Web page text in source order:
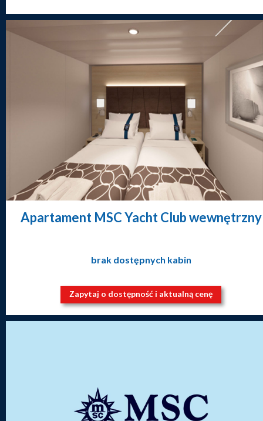
Apartament MSC Yacht Club wewnętrzny
brak dostępnych kabin
Zapytaj o dostępność i aktualną cenę